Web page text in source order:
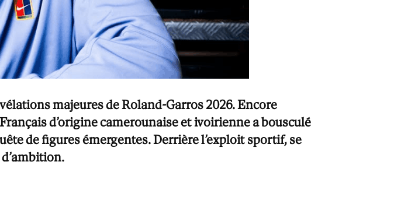
majeures de Roland-Garros 2026. Encore
d’origine camerounaise et ivoirienne a bousculé
de figures émergentes. Derrière l’exploit sportif, se